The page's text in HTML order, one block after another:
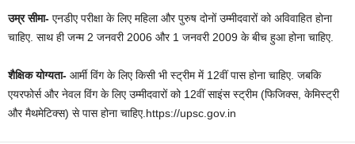
उम्र सीमा- एनडीए परीक्षा के लिए महिला और पुरुष दोनों उम्मीदवारों को अविवाहित होना
चाहिए. साथ ही जन्म 2 जनवरी 2006 और 1 जनवरी 2009 के बीच हुआ होना चाहिए.
शैक्षिक योग्यता- आर्मी विंग के लिए किसी भी स्ट्रीम में 12वीं पास होना चाहिए. जबकि
एयरफोर्स और नेवल विंग के लिए उम्मीदवारों को 12वीं साइंस स्ट्रीम (फिजिक्स, केमिस्ट्री
और मैथमेटिक्स) से पास होना चाहिए.https://upsc.gov.in